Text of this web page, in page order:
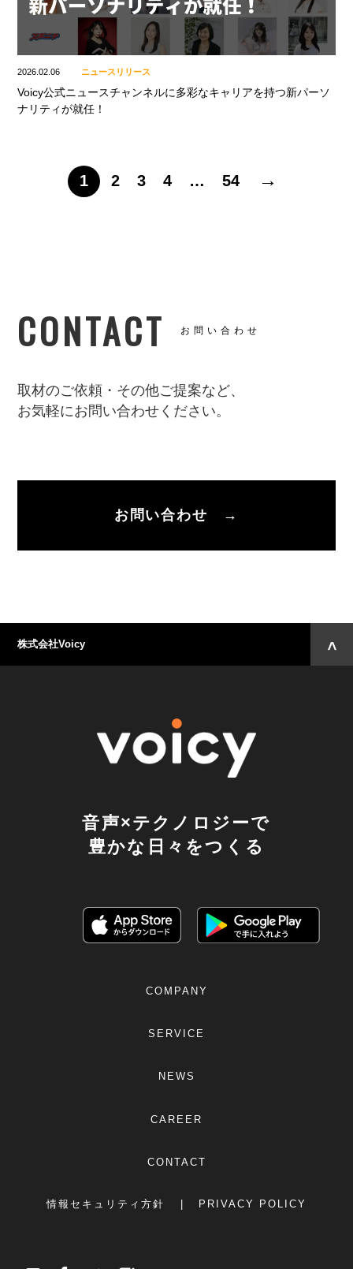
2026.02.06 ニュースリリース
Voicy公式ニュースチャンネルに多彩なキャリアを持つ新パーソ
ナリティが就任！
1 2 3 4 … 54 →
CONTACT お問い合わせ
取材のご依頼・その他ご提案など、
お気軽にお問い合わせください。
お問い合わせ →
株式会社Voicy
音声×テクノロジーで
豊かな日々をつくる
COMPANY
SERVICE
NEWS
CAREER
CONTACT
情報セキュリティ方針 PRIVACY POLICY